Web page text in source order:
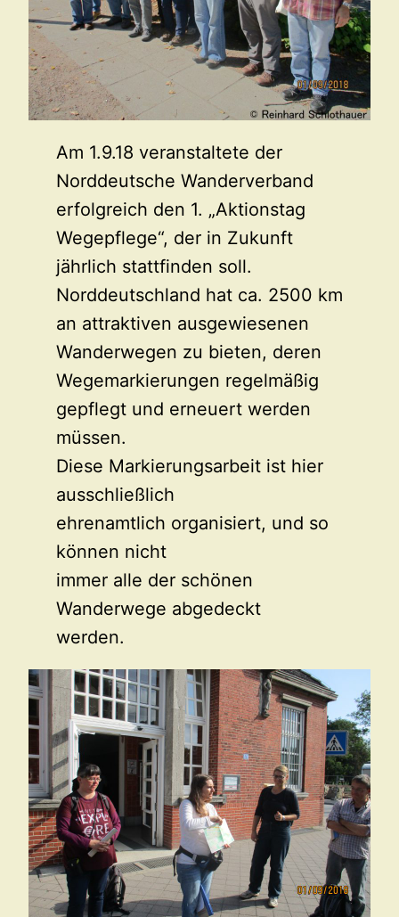
Am 1.9.18 veranstaltete der
Norddeutsche Wanderverband
erfolgreich den 1. „Aktionstag
Wegepflege“, der in Zukunft
jährlich stattfinden soll.
Norddeutschland hat ca. 2500 km
an attraktiven ausgewiesenen
Wanderwegen zu bieten, deren
Wegemarkierungen regelmäßig
gepflegt und erneuert werden
müssen.
Diese Markierungsarbeit ist hier
ausschließlich
ehrenamtlich organisiert, und so
können nicht
immer alle der schönen
Wanderwege abgedeckt
werden.